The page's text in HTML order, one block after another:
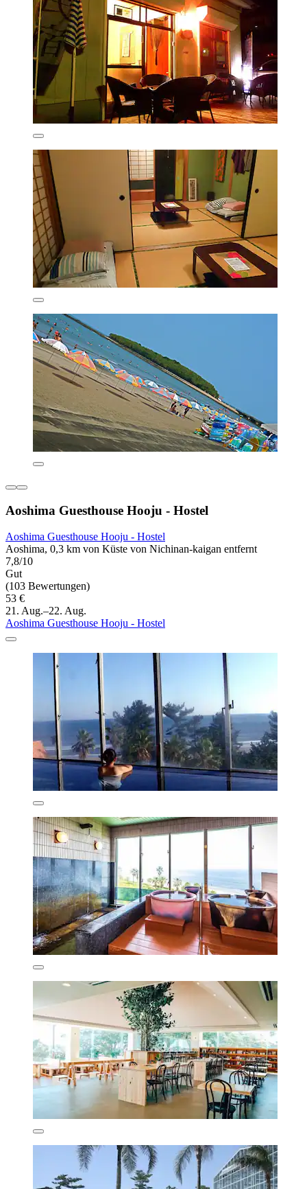
Aoshima Guesthouse Hooju - Hostel
Aoshima Guesthouse Hooju - Hostel
Aoshima, 0,3 km von Küste von Nichinan-kaigan entfernt
7,8/10
Gut
(103 Bewertungen)
53 €
21. Aug.–22. Aug.
Aoshima Guesthouse Hooju - Hostel